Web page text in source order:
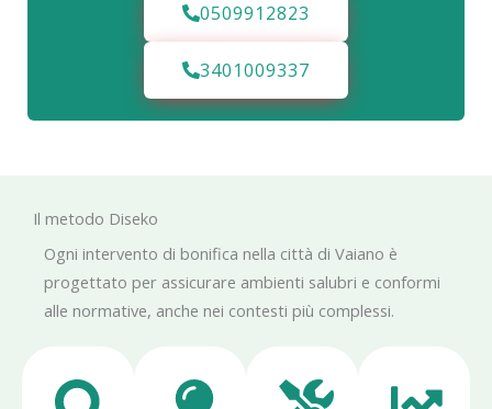
0509912823
3401009337
Il metodo Diseko
Ogni intervento di bonifica nella città di Vaiano è
progettato per assicurare ambienti salubri e conformi
alle normative, anche nei contesti più complessi.